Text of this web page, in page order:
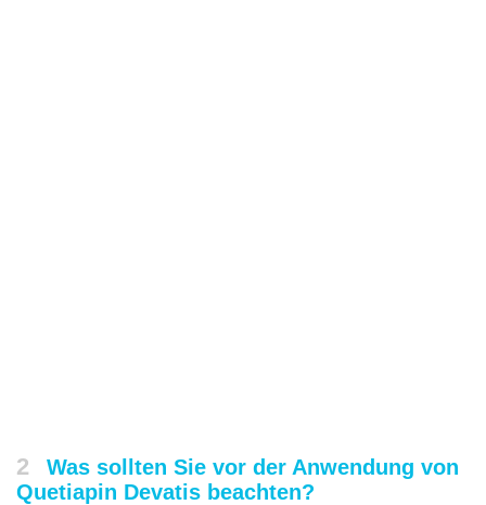
2
Was sollten Sie vor der Anwendung von
Quetiapin Devatis beachten?